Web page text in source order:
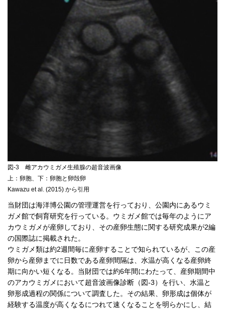
図-3 雌アカウミガメ生殖腺の超音波画像
上：卵胞、下：卵胞と卵殻卵
Kawazu et al. (2015) から引用
当財団は海洋博公園の管理運営を行っており、公園内にあるウミ
ガメ館で飼育研究を行っている。ウミガメ館では毎年のようにア
カウミガメが産卵しており、その産卵生態に関する研究成果が2編
の国際誌に掲載された。
ウミガメ類は約2週間毎に産卵することで知られているが、この産
卵から産卵までに日数である産卵間隔は、水温が高くなる産卵終
期に向かい短くなる。当財団では約6年間にわたって、産卵期間中
のアカウミガメにおいて超音波画像診断（図-3）を行い、水温と
卵形成過程の関係について調査した。その結果、卵形成は個体が
経験する温度が高くなるにつれて速くなることを明らかにし、結